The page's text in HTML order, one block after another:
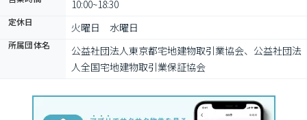
10:00~18:30
定休日 火曜日　水曜日
所属団体名
公益社団法⼈東京都宅地建物取引業協会、公益社団法
⼈全国宅地建物取引業保証協会